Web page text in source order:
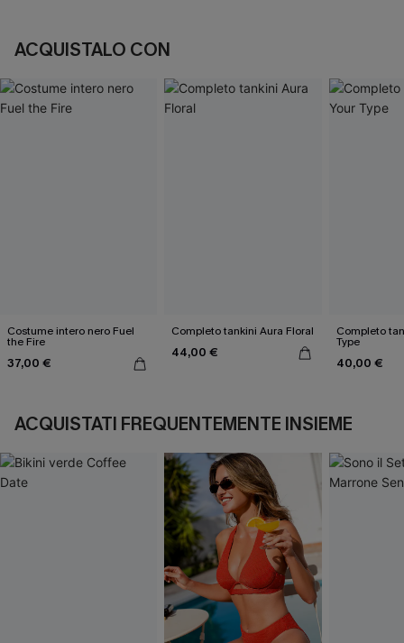
ACQUISTALO CON
Costume intero nero Fuel
the Fire
37,00 €
Completo tankini Aura Floral
44,00 €
Completo
Type
40,00 €
ACQUISTATI FREQUENTEMENTE INSIEME